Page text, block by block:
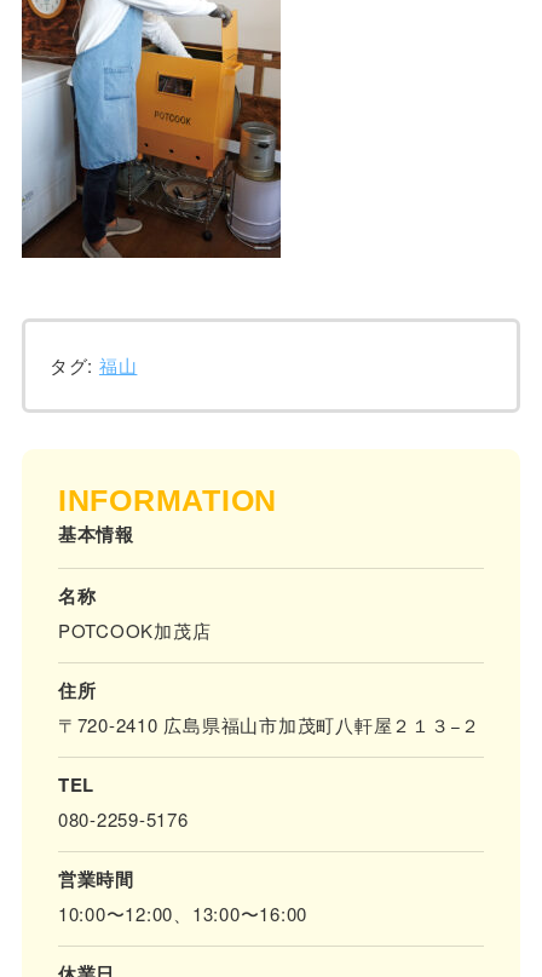
タグ: 福山
INFORMATION
基本情報
名称
POTCOOK加茂店
住所
〒720-2410 広島県福山市加茂町八軒屋２１３−２
TEL
080-2259-5176
営業時間
10:00〜12:00、13:00〜16:00